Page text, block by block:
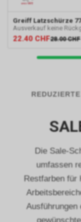
Greiff Latzschürze
Ausverkauf keine
22.40 CHF28.00 CHF
Die Sale-
umfassen
Restfarben für
Ausführungen